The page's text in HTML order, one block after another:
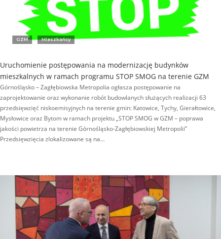
GZM Mieszkańcy
Uruchomienie postępowania na modernizację budynków
mieszkalnych w ramach programu STOP SMOG na terenie GZM
Górnośląsko – Zagłębiowska Metropolia ogłasza postępowanie na
zaprojektowanie oraz wykonanie robót budowlanych służących realizacji 63
przedsięwzięć niskoemisyjnych na terenie gmin: Katowice, Tychy, Gierałtowice,
Mysłowice oraz Bytom w ramach projektu „STOP SMOG w GZM – poprawa
jakości powietrza na terenie Górnośląsko-Zagłębiowskiej Metropolii”
Przedsięwzięcia zlokalizowane są na…